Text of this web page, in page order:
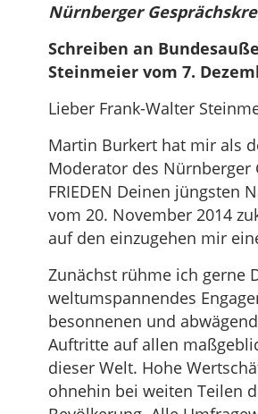
Nürnberger
Schreiben an
Steinmeier vom 7.
Lieber Frank-Walter
Martin Burkert hat mir als
Moderator des Nürnberger
FRIEDEN Deinen jüngsten
vom 20. November 2014
auf den einzugehen mir
Zunächst rühme ich gerne
weltumspannendes
besonnenen und
Auftritte auf allen
dieser Welt. Hohe
ohnehin bei weiten Teilen